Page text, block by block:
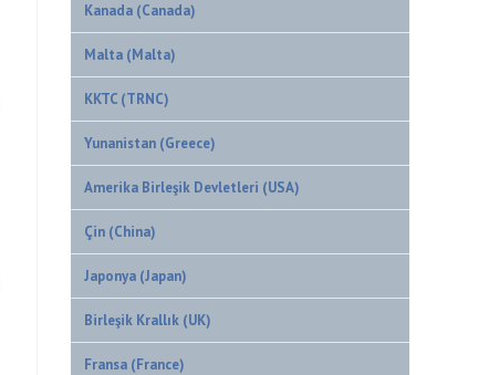
Kanada (Canada)
Malta (Malta)
KKTC (TRNC)
Yunanistan (Greece)
Amerika Birleşik Devletleri (USA)
Çin (China)
Japonya (Japan)
Birleşik Krallık (UK)
Fransa (France)